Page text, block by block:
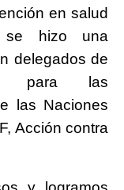
en salud
se hizo una
delegados de
para las
las Naciones
Acción contra